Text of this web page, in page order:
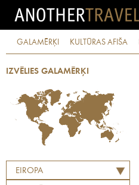
GALAMĒRĶI KULTŪRAS AFIŠA
IZVĒLIES GALAMĒRĶI
EIROPA